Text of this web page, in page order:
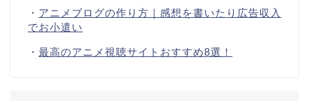
・ アニメブログの作り方｜感想を書いたり広告収入
でお小遣い
・ 最高のアニメ視聴サイトおすすめ8選！